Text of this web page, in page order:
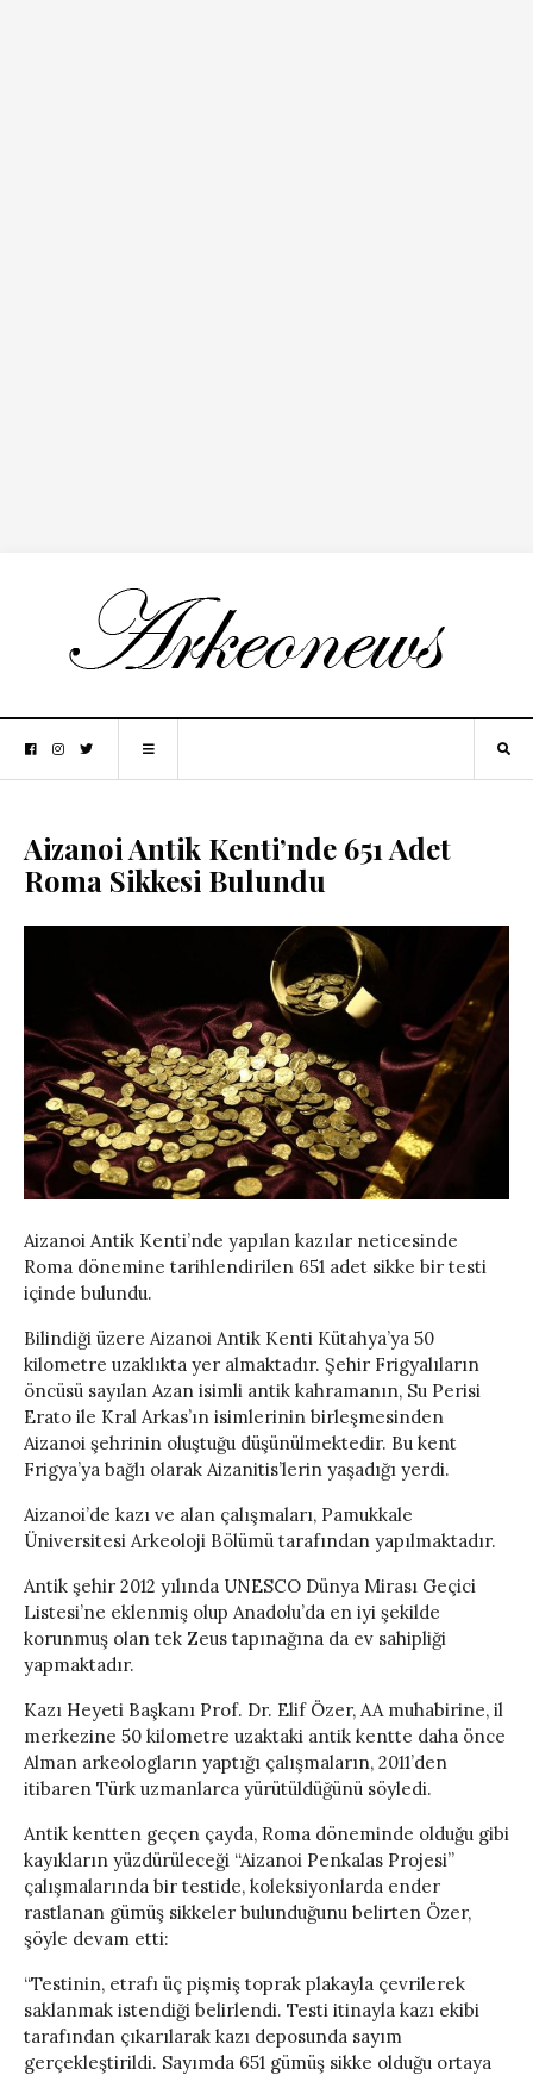
Aizanoi Antik Kenti’nde 651 Adet
Roma Sikkesi Bulundu
Aizanoi Antik Kenti’nde yapılan kazılar neticesinde
Roma dönemine tarihlendirilen 651 adet sikke bir testi
içinde bulundu.
Bilindiği üzere Aizanoi Antik Kenti Kütahya’ya 50
kilometre uzaklıkta yer almaktadır. Şehir Frigyalıların
öncüsü sayılan Azan isimli antik kahramanın, Su Perisi
Erato ile Kral Arkas’ın isimlerinin birleşmesinden
Aizanoi şehrinin oluştuğu düşünülmektedir. Bu kent
Frigya’ya bağlı olarak Aizanitis’lerin yaşadığı yerdi.
Aizanoi’de kazı ve alan çalışmaları, Pamukkale
Üniversitesi Arkeoloji Bölümü tarafından yapılmaktadır.
Antik şehir 2012 yılında UNESCO Dünya Mirası Geçici
Listesi’ne eklenmiş olup Anadolu’da en iyi şekilde
korunmuş olan tek Zeus tapınağına da ev sahipliği
yapmaktadır.
Kazı Heyeti Başkanı Prof. Dr. Elif Özer, AA muhabirine, il
merkezine 50 kilometre uzaktaki antik kentte daha önce
Alman arkeologların yaptığı çalışmaların, 2011’den
itibaren Türk uzmanlarca yürütüldüğünü söyledi.
Antik kentten geçen çayda, Roma döneminde olduğu gibi
kayıkların yüzdürüleceği “Aizanoi Penkalas Projesi”
çalışmalarında bir testide, koleksiyonlarda ender
rastlanan gümüş sikkeler bulunduğunu belirten Özer,
şöyle devam etti:
“Testinin, etrafı üç pişmiş toprak plakayla çevrilerek
saklanmak istendiği belirlendi. Testi itinayla kazı ekibi
tarafından çıkarılarak kazı deposunda sayım
gerçekleştirildi. Sayımda 651 gümüş sikke olduğu ortaya